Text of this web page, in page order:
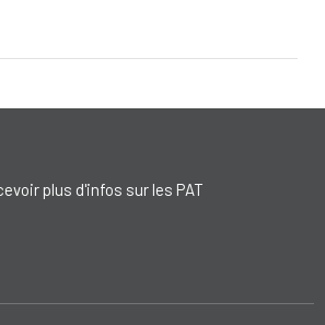
plus d'infos sur les PAT